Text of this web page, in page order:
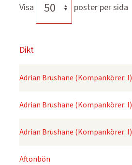
Visa poster per sida
Dikt
Adrian Brushane (Kompankörer: I)
Adrian Brushane (Kompankörer: I)
Adrian Brushane (Kompankörer: I)
Aftonbön